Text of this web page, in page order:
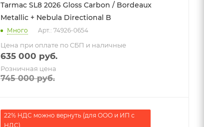
Tarmac SL8 2026 Gloss Carbon / Bordeaux
Metallic + Nebula Directional B
Много Арт.: 74926-0654
Цена при оплате по СБП и наличные
635 000 руб.
Розничная цена
745 000руб.
22% НДС можно вернуть (для ООО и ИП с
НДС)